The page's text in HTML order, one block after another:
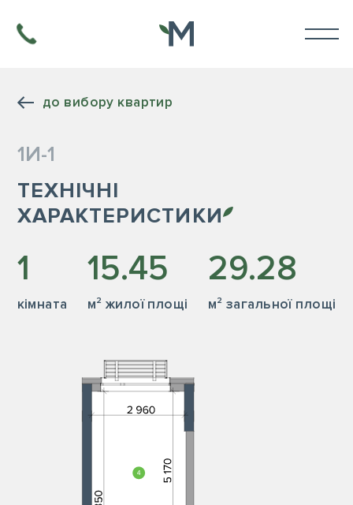
до вибору квартир
1И-1
ТЕХНІЧНІ
ХАРАКТЕРИСТИКИ
1
кiмната
15.45
м² жилої площі
29.28
м² загальної площі